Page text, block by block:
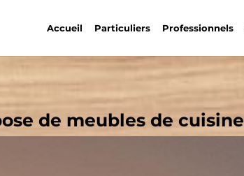
Accueil Particuliers Professionnels
de meubles de cuisine